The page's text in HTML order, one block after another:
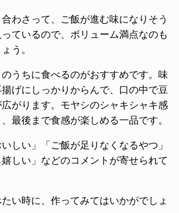
わさって、ご飯が進む味になりそう
ているので、ボリューム満点なのも
う。
うちに食べるのがおすすめです。味
げにしっかりからんで、口の中で豆
がります。モヤシのシャキシャキ感
最後まで食感が楽しめる一品です。
しい」「ご飯が足りなくなるやつ」
嬉しい」などのコメントが寄せられて
い時に、作ってみてはいかがでしょ